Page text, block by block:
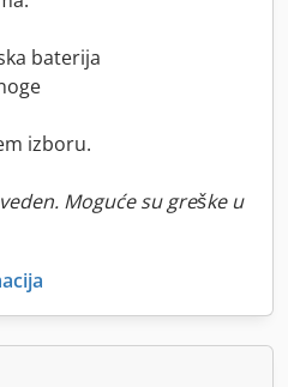
baterija
izboru.
Moguće su greške u